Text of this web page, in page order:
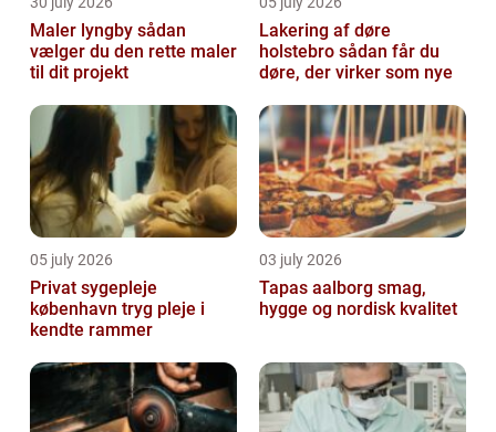
Maler lyngby sådan
vælger du den rette maler
til dit projekt
Lakering af døre
holstebro sådan får du
døre, der virker som nye
05 july 2026
Privat sygepleje
københavn tryg pleje i
kendte rammer
03 july 2026
Tapas aalborg smag,
hygge og nordisk kvalitet